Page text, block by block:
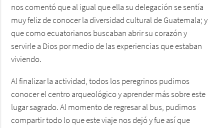
nos comentó que al igual que ella su delegación se sentía
muy feliz de conocer la diversidad cultural de Guatemala; y
que como ecuatorianos buscaban abrir su corazón y
servirle a Dios por medio de las experiencias que estaban
viviendo.
Al finalizar la actividad, todos los peregrinos pudimos
conocer el centro arqueológico y aprender más sobre este
lugar sagrado. Al momento de regresar al bus, pudimos
compartir todo lo que este viaje nos dejó y fue así que